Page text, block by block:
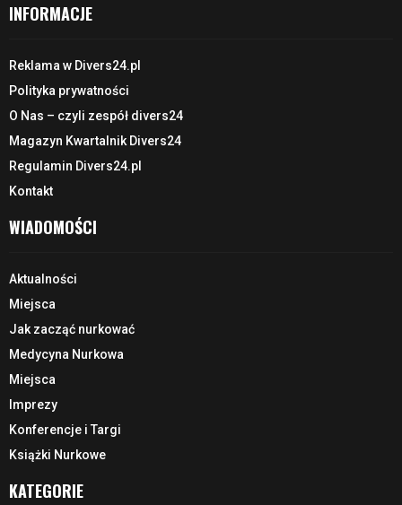
INFORMACJE
Reklama w Divers24.pl
Polityka prywatności
O Nas – czyli zespół divers24
Magazyn Kwartalnik Divers24
Regulamin Divers24.pl
Kontakt
WIADOMOŚCI
Aktualności
Miejsca
Jak zacząć nurkować
Medycyna Nurkowa
Miejsca
Imprezy
Konferencje i Targi
Książki Nurkowe
KATEGORIE